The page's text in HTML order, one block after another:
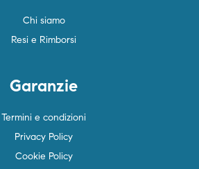
Chi siamo
Resi e Rimborsi
Garanzie
Termini e condizioni
Privacy Policy
Cookie Policy